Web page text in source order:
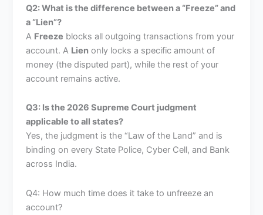
Q2: What is the difference between a “Freeze” and
a “Lien”?
A Freeze blocks all outgoing transactions from your
account. A Lien only locks a specific amount of
money (the disputed part), while the rest of your
account remains active.
Q3: Is the 2026 Supreme Court judgment
applicable to all states?
Yes, the judgment is the “Law of the Land” and is
binding on every State Police, Cyber Cell, and Bank
across India.
Q4: How much time does it take to unfreeze an
account?